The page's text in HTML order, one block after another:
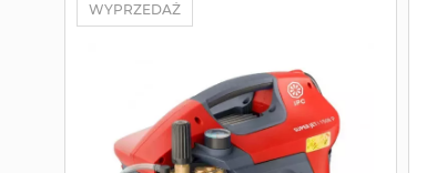
WYPRZEDAŻ